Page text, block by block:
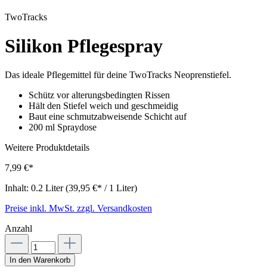
TwoTracks
Silikon Pflegespray
Das ideale Pflegemittel für deine TwoTracks Neoprenstiefel.
Schütz vor alterungsbedingten Rissen
Hält den Stiefel weich und geschmeidig
Baut eine schmutzabweisende Schicht auf
200 ml Spraydose
Weitere Produktdetails
7,99 €*
Inhalt: 0.2 Liter(39,95 €* / 1 Liter)
Preise inkl. MwSt. zzgl. Versandkosten
Anzahl
In den Warenkorb